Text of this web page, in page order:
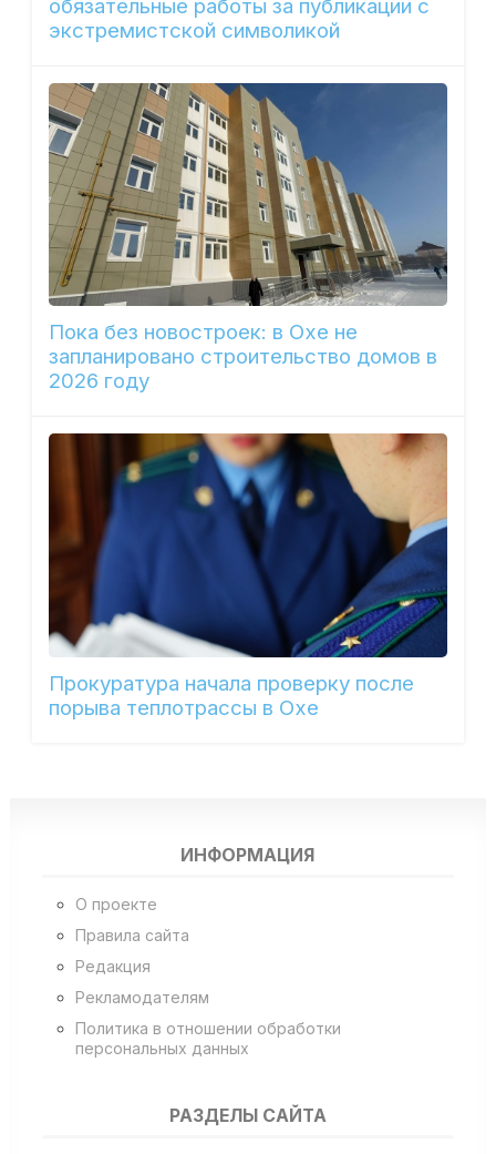
обязательные работы за публикации с
экстремистской символикой
Пока без новостроек: в Охе не
запланировано строительство домов в
2026 году
Прокуратура начала проверку после
порыва теплотрассы в Охе
ИНФОРМАЦИЯ
О проекте
Правила сайта
Редакция
Рекламодателям
Политика в отношении обработки
персональных данных
РАЗДЕЛЫ САЙТА